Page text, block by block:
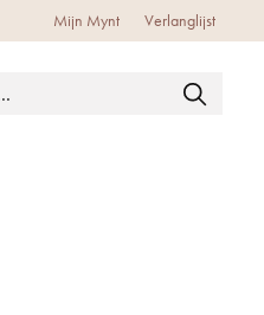
Mijn Mynt Verlanglijst